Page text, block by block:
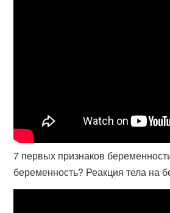
7 первых признаков
беременность? Реакция тела на